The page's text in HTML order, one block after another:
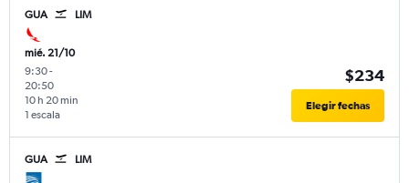
GUA LIM
mié. 21/10
9:30-
20:50
1 escala
10 h 20 min
$234
Elegir fechas
GUA LIM